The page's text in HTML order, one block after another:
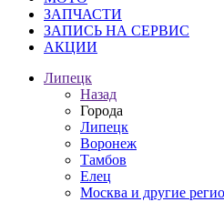
ЗАПЧАСТИ
ЗАПИСЬ НА СЕРВИС
АКЦИИ
Липецк
Назад
Города
Липецк
Воронеж
Тамбов
Елец
Москва и другие